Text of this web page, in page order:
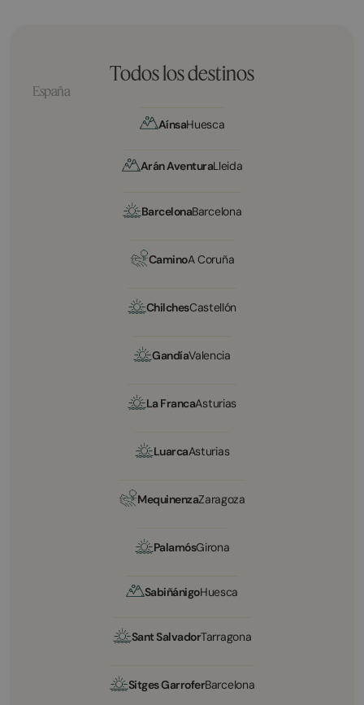
Todos los destinos
España
AínsaHuesca
Arán AventuraLleida
BarcelonaBarcelona
CaminoA Coruña
ChilchesCastellón
GandíaValencia
La FrancaAsturias
LuarcaAsturias
MequinenzaZaragoza
PalamósGirona
SabiñánigoHuesca
Sant SalvadorTarragona
Sitges GarroferBarcelona